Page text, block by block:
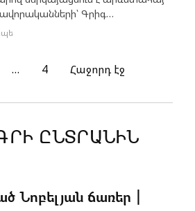
Գրիգ…
… 4 Հաջորդ էջ
ԸՆՏՐԱՆԻՆ
Նոբելյան ճառեր |